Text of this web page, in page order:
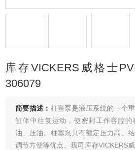
库存VICKERS威格士
306079
简要描述： 柱塞泵是液压系统的一个
缸体中往复运动，使密封工作容腔的
油、压油。柱塞泵具有额定压力高、
调节方便等优点。我司库存VICKERS